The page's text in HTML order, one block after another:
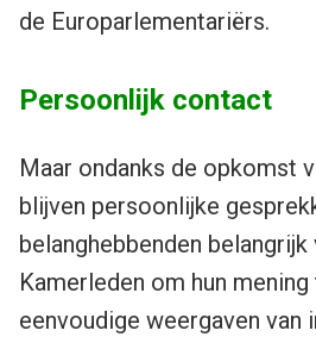
de Europarlementariërs.
Persoonlijk contact
Maar ondanks de opkomst
blijven persoonlijke
belanghebbenden
Kamerleden om hun
eenvoudige weergaven van